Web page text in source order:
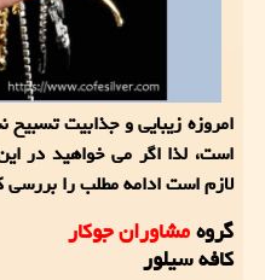
امروزه زیبایی و جذابیت
است، لذا اگر می خواهید در
لازم است ادامه مطلب را بررسی
گروهمشاوران جوکار
کافه سیلور